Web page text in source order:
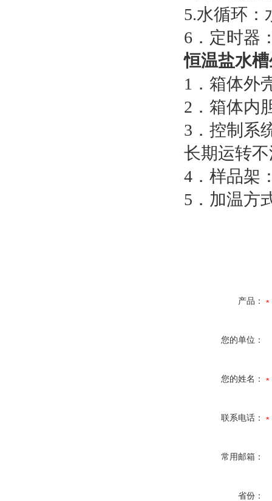
5.水循环：
6．定时器
恒温盐水
1．箱体外
2．箱体内
3．控制系
长期运转
4．样品架
5．加温方
产品：
您的单位：
您的姓名：
联系电话：
常用邮箱：
省份：